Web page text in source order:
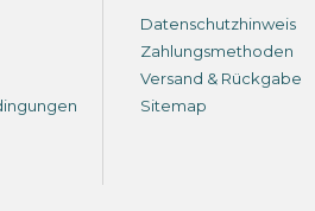
Datenschutzhinweis
Zahlungsmethoden
Versand & Rückgabe
Sitemap